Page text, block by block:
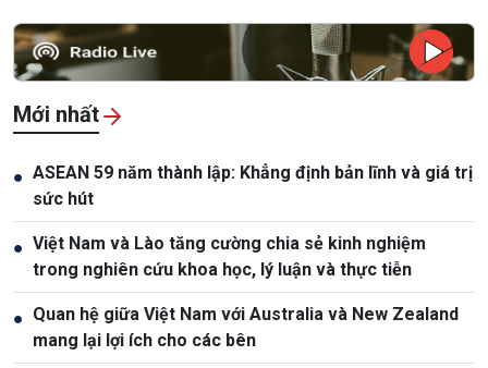
Mới nhất
● ASEAN 59 năm thành lập: Khẳng định bản lĩnh và giá trị
sức hút
● Việt Nam và Lào tăng cường chia sẻ kinh nghiệm
trong nghiên cứu khoa học, lý luận và thực tiễn
● Quan hệ giữa Việt Nam với Australia và New Zealand
mang lại lợi ích cho các bên